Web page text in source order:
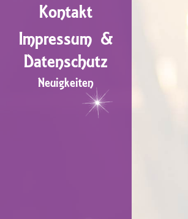
Kontakt
Impressum &
Datenschutz
Neuigkeiten